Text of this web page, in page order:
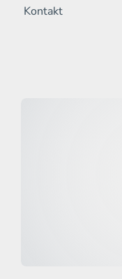
Kontakt